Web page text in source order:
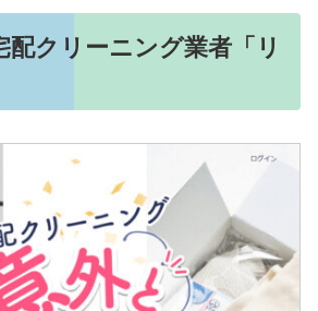
配クリーニング業者「リ